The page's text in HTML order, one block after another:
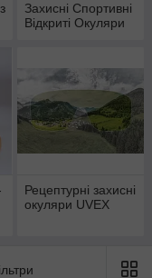
індивідуальні
зору, вашої
Захисні Cпортивні
Відкриті Окуляри
Рецептурні захисні
окуляри UVEX